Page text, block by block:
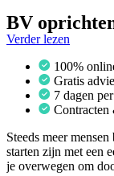
BV
Verder lezen
100%
Gratis
7 dagen
Steeds meer
starten zijn met een
je overwegen om